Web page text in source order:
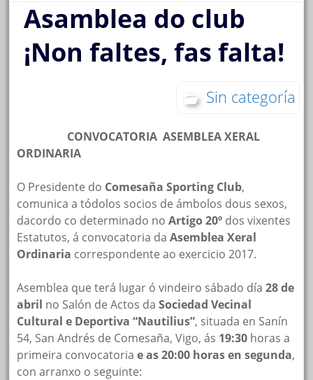
Asamblea do club
¡Non faltes, fas falta!
Sin categoría
CONVOCATORIA ASEMBLEA XERAL
ORDINARIA
O Presidente do Comesaña Sporting Club,
comunica a tódolos socios de ámbolos dous sexos,
dacordo co determinado noArtigo 20º dos vixentes
Estatutos, á convocatoria daAsemblea Xeral
Ordinaria correspondente ao exercicio 2017.
Asemblea que terá lugar ó vindeiro sábado día28 de
abril no Salón de Actos daSociedad Vecinal
Cultural e Deportiva “Nautilius”, situada en Sanín
54, San Andrés de Comesaña, Vigo, ás 19:30 horas a
primeira convocatoriae as 20:00 horas en segunda,
con arranxo o seguinte: